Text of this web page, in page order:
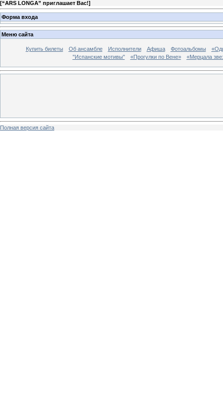
[“ARS LONGA” приглашает Вас!]
Форма входа
Меню сайта
Купить билеты Об ансамбле Исполнители Афиша Фотоальбомы
"Испанские мотивы"
«Прогулки по Вене» «Мерцала
Полная версия сайта